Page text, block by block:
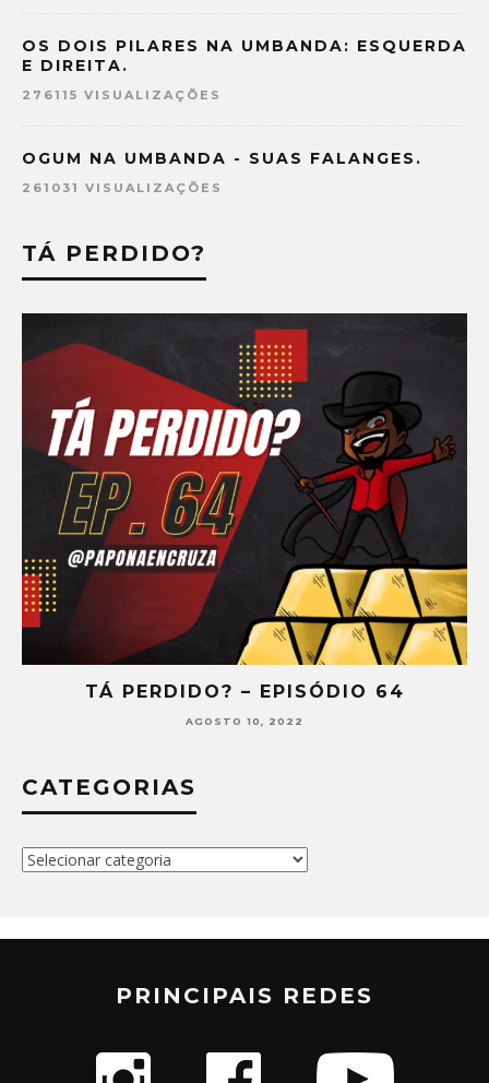
OS DOIS PILARES NA UMBANDA: ESQUERDA
E DIREITA.
276115 VISUALIZAÇÕES
OGUM NA UMBANDA - SUAS FALANGES.
261031 VISUALIZAÇÕES
TÁ PERDIDO?
TÁ PERDIDO? – EPISÓDIO 64
AGOSTO 10, 2022
CATEGORIAS
Categorias
PRINCIPAIS REDES